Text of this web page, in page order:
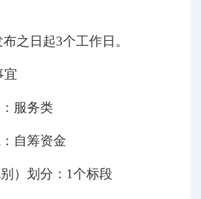
之日起3个工作日。
宜
服务类
自筹资金
）划分： 1个标段